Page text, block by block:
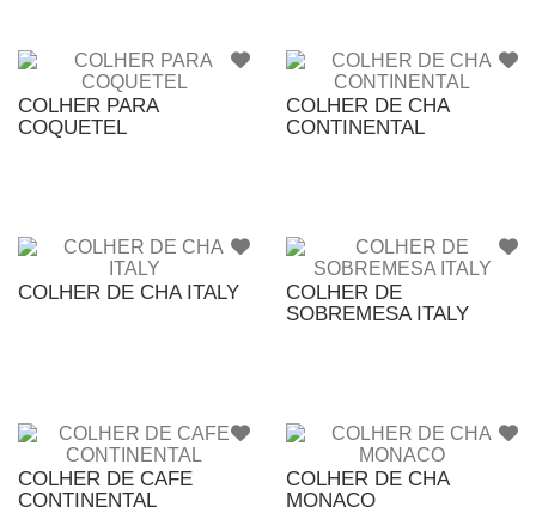
COLHER PARA
COQUETEL
COLHER DE CHA
CONTINENTAL
COLHER DE CHA ITALY
COLHER DE
SOBREMESA ITALY
COLHER DE CAFE
CONTINENTAL
COLHER DE CHA
MONACO